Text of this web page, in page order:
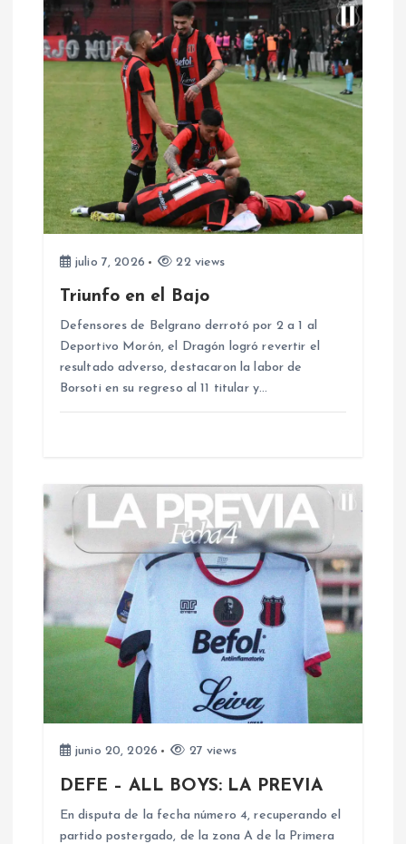
a
ó
n
r
d
a
s
julio 7, 2026 22 views
Triunfo en el Bajo
Defensores de Belgrano derrotó por 2 a 1 al
Deportivo Morón, el Dragón logró revertir el
resultado adverso, destacaron la labor de
Borsoti en su regreso al 11 titular y…
junio 20, 2026 27 views
DEFE – ALL BOYS: LA PREVIA
En disputa de la fecha número 4, recuperando el
partido postergado, de la zona A de la Primera